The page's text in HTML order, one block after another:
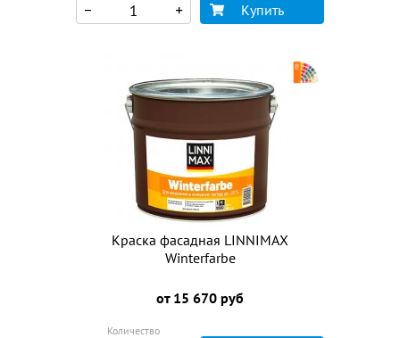
Купить
Краска фасадная LINNIMAX
Winterfarbe
от 15 670 руб
Количество